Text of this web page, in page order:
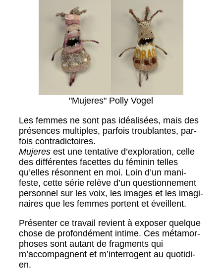
"Mujeres" Pol­ly Vogel
Les femmes ne sont pas idéal­isées, mais des
présences mul­ti­ples, par­fois trou­blantes, par­
fois con­tra­dic­toires.
Mujeres est une ten­ta­tive d’exploration, celle
des dif­férentes facettes du féminin telles
qu’elles réson­nent en moi. Loin d’un man­i­
feste, cette série relève d’un ques­tion­nement
per­son­nel sur les voix, les images et les imag­i­
naires que les femmes por­tent et éveil­lent.
Présen­ter ce tra­vail revient à expos­er quelque
chose de pro­fondé­ment intime. Ces méta­mor­
phoses sont autant de frag­ments qui
m’accompagnent et m’interrogent au quo­ti­di­
en.